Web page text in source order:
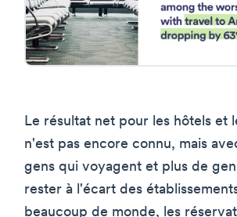
Le résultat net pour les hôtels et
n'est pas encore connu, mais
gens qui voyagent et plus de
rester à l'écart des
beaucoup de monde, les